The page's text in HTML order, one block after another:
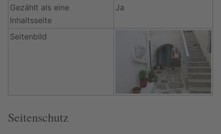
Gezählt als eine
Inhaltsseite
Ja
Seitenbild
Seitenschutz